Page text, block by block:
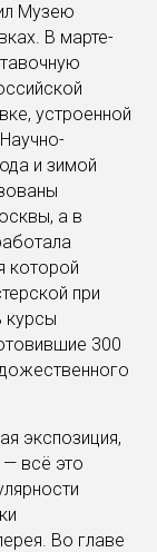
Музею
В марте-
устроенной
и зимой
а в
которой
при
курсы
300
экспозиция,
всё это
Во главе